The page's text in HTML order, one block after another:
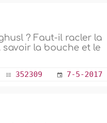
? Faut-il racler la
la bouche et le
352309 7-5-2017